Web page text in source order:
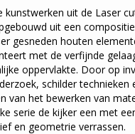
kunstwerken uit de Laser
uit een
gesneden houten
met de verfijnde
oppervlakte. Door op
schilder technieken
van het bewerken van
serie de kijker een met
en geometrie verrassen.